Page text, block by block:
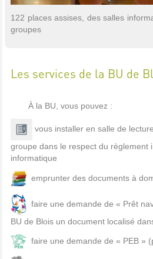
122 places assises, des salles
groupes
Les services de la BU de
À la BU, vous pouvez :
vous installer en salle de
groupe dans le respect du règlement
informatique
emprunter des documents à
faire une demande de « Prêt
BU de Blois un document localisé
faire une demande de « PEB »